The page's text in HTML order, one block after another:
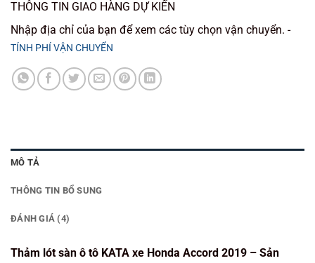
THÔNG TIN GIAO HÀNG DỰ KIẾN
Nhập địa chỉ của bạn để xem các tùy chọn vận chuyển. -
TÍNH PHÍ VẬN CHUYỂN
MÔ TẢ
THÔNG TIN BỔ SUNG
ĐÁNH GIÁ (4)
Thảm lót sàn ô tô KATA xe Honda Accord 2019 – Sản